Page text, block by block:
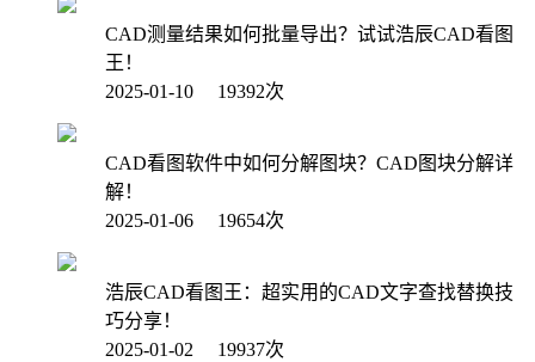
CAD测量结果如何批量导出？试试浩辰CAD看图
王！
2025-01-10 19392次
CAD看图软件中如何分解图块？CAD图块分解详
解！
2025-01-06 19654次
浩辰CAD看图王：超实用的CAD文字查找替换技
巧分享！
2025-01-02 19937次